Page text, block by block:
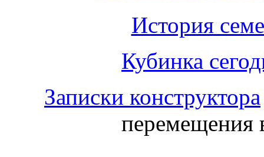
История
Кубинка
Записки конструктора
перемещения